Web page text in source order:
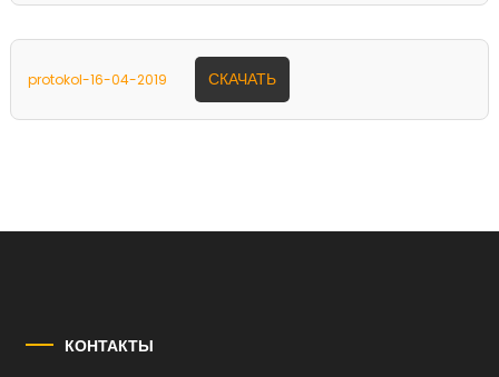
protokol-16-04-2019 СКАЧАТЬ
КОНТАКТЫ